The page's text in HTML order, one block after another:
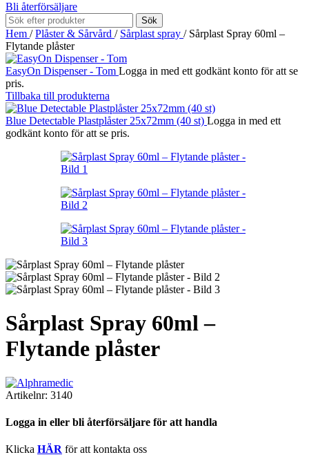
Bli återförsäljare
Sök
Hem / Plåster & Sårvård / Sårplast spray / Sårplast Spray 60ml –
Flytande plåster
EasyOn Dispenser - Tom Logga in med ett godkänt konto för att se
pris.
Tillbaka till produkterna
Blue Detectable Plastplåster 25x72mm (40 st) Logga in med ett
godkänt konto för att se pris.
Sårplast Spray 60ml –
Flytande plåster
Artikelnr: 3140
Logga in eller bli återförsäljare för att handla
Klicka HÄR för att kontakta oss